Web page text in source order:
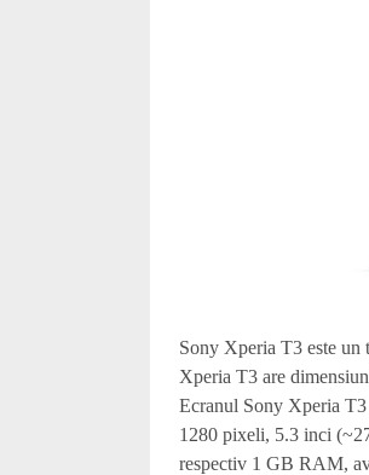
Sony Xperia T3 este un
Xperia T3 are
Ecranul Sony Xperia
1280 pixeli, 5.3 inci
respectiv 1 GB RAM,